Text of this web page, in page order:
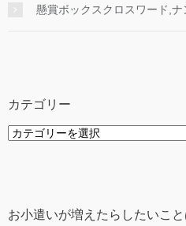
懸賞ボックスクロスワード,ナ
カテゴリー
カ
お小遣いが増えたらしたいこと